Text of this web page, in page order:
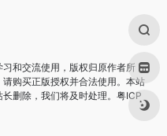
和交流使用，版权归原作者所
购买正版授权并合法使用。本站
删除，我们将及时处理。 粤ICP